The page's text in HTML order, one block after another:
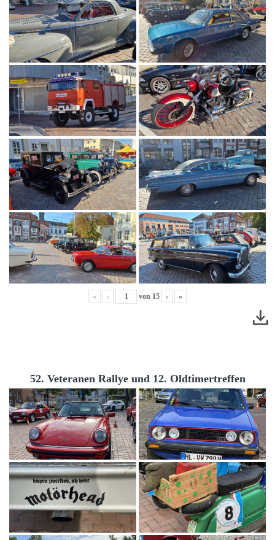
« ‹ von 15 › »
52. Veteranen Rallye und 12. Oldtimertreffen